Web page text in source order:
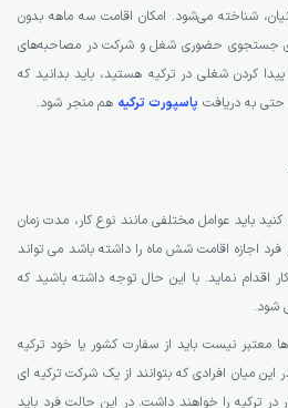
شناخته می‌شود. امکان اقامت سه ماهه بدون
جستجوی حضوری شغل و شرکت در مصاحبه‌های
کردن شغلی در ترکیه هستید، باید بدانید که
حتی به دریافت پاسپورت ترکیه هم منجر شود.
کنید باید عوامل مختلفی مانند نوع کار، مدت زمان
فرد اجازه اقامت شش ماه را داشته باشد می تواند
اقدام نماید. با این حال توجه داشته باشید که
شود.
معتبر نیست باید از سفارت کشور یا خود ترکیه
این میان افرادی که بتوانند از یک شرکت ترکیه ای
در ترکیه را خواهند داشت. در این حالت فرد باید